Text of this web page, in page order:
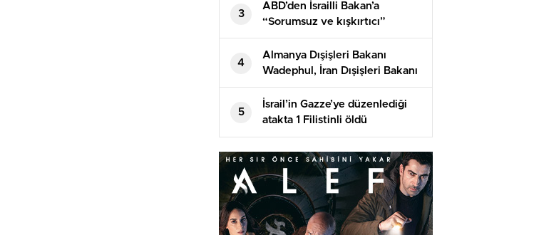
3
ABD’den İsrailli Bakan’a
“Sorumsuz ve kışkırtıcı”
suçlaması! Tıpkı sertlikte
karşılık geldi
4
Almanya Dışişleri Bakanı
Wadephul, İran Dışişleri Bakanı
Erakçi ile telefonda görüştü
5
İsrail’in Gazze’ye düzenlediği
atakta 1 Filistinli öldü